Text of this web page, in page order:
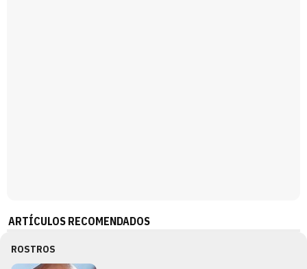
ARTÍCULOS RECOMENDADOS
ROSTROS